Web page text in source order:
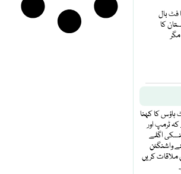
فٹ بال
کا
ہاؤس کا کہنا
ٹرمپ اور
اگلے
واشنگٹن
ملاقات کریں